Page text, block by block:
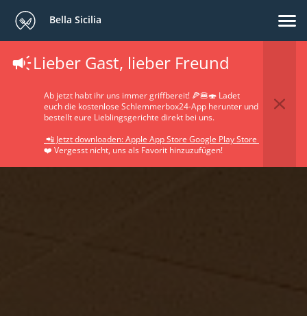
Bella Sicilia
Lieber Gast, lieber Freund
Ab jetzt habt ihr uns immer griffbereit! 🍕🍔🍣 Ladet
euch die kostenlose Schlemmerbox24-App herunter und
bestellt eure Lieblingsgerichte direkt bei uns.
📲 Jetzt downloaden: Apple App Store Google Play Store
❤️ Vergesst nicht, uns als Favorit hinzuzufügen!